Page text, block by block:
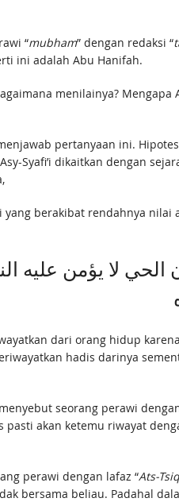
“mubham” dengan redaksi “
ini adalah Abu Hanifah.
menilainya? Mengapa
pertanyaan ini.
Syafi’i dikaitkan dengan
berakibat rendahnya
لا يؤمن عليه
dari orang hidup
hadis darinya
seorang perawi
akan ketemu riwayat
perawi dengan lafaz “Ats-
bersama beliau. Padahal